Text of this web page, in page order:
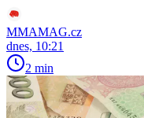
MMAMAG.cz
dnes, 10:21
2 min